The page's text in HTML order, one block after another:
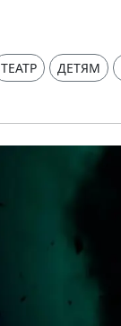
ТЕАТР ДЕТЯМ